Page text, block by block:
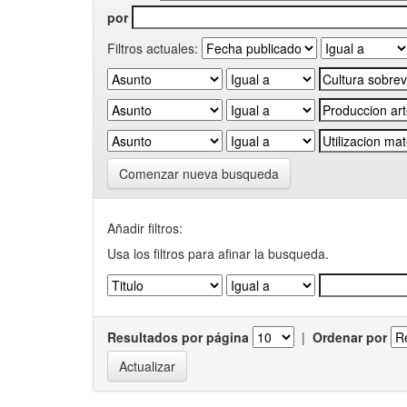
por
Filtros actuales:
Comenzar nueva busqueda
Añadir filtros:
Usa los filtros para afinar la busqueda.
Resultados por página | Ordenar por